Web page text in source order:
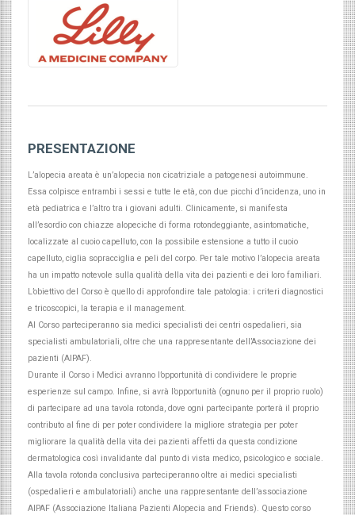
PRESENTAZIONE
L’alopecia areata è un’alopecia non cicatriziale a patogenesi autoimmune.
Essa colpisce entrambi i sessi e tutte le età, con due picchi d’incidenza, uno in
età pediatrica e l’altro tra i giovani adulti. Clinicamente, si manifesta
all’esordio con chiazze alopeciche di forma rotondeggiante, asintomatiche,
localizzate al cuoio capelluto, con la possibile estensione a tutto il cuoio
capelluto, ciglia sopracciglia e peli del corpo. Per tale motivo l’alopecia areata
ha un impatto notevole sulla qualità della vita dei pazienti e dei loro familiari.
L’obiettivo del Corso è quello di approfondire tale patologia: i criteri diagnostici
e tricoscopici, la terapia e il management.
Al Corso parteciperanno sia medici specialisti dei centri ospedalieri, sia
specialisti ambulatoriali, oltre che una rappresentante dell’Associazione dei
pazienti (AIPAF).
Durante il Corso i Medici avranno l’opportunità di condividere le proprie
esperienze sul campo. Infine, si avrà l’opportunità (ognuno per il proprio ruolo)
di partecipare ad una tavola rotonda, dove ogni partecipante porterà il proprio
contributo al fine di per poter condividere la migliore strategia per poter
migliorare la qualità della vita dei pazienti affetti da questa condizione
dermatologica così invalidante dal punto di vista medico, psicologico e sociale.
Alla tavola rotonda conclusiva parteciperanno oltre ai medici specialisti
(ospedalieri e ambulatoriali) anche una rappresentante dell’associazione
AIPAF (Associazione Italiana Pazienti Alopecia and Friends). Questo corso